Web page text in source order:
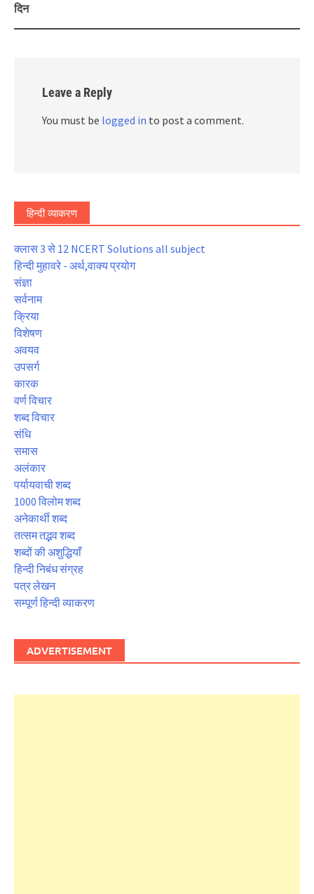
दिन
Leave a Reply
You must be logged in to post a comment.
हिन्दी व्याकरण
क्लास 3 से 12 NCERT Solutions all subject
हिन्दी मुहावरे - अर्थ,वाक्य प्रयोग
संज्ञा
सर्वनाम
क्रिया
विशेषण
अवयव
उपसर्ग
कारक
वर्ण विचार
शब्द विचार
संधि
समास
अलंकार
पर्यायवाची शब्द
1000 विलोम शब्द
अनेकार्थी शब्द
तत्सम तद्भव शब्द
शब्दों की अशुद्धियाँ
हिन्दी निबंध संग्रह
पत्र लेखन
सम्पूर्ण हिन्दी व्याकरण
ADVERTISEMENT